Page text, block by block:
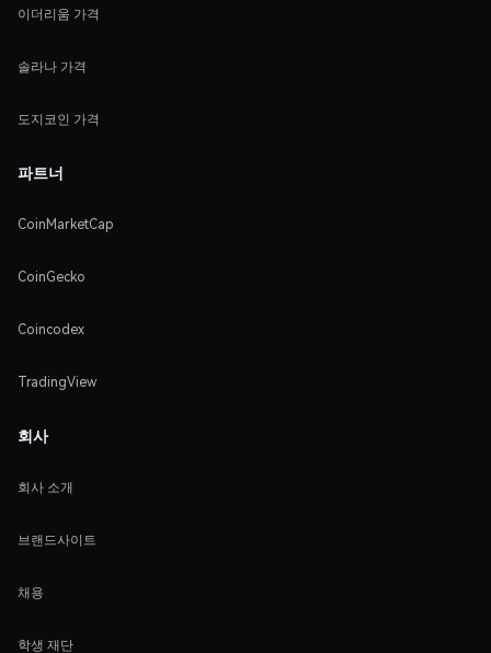
이더리움 가격
솔라나 가격
도지코인 가격
파트너
CoinMarketCap
CoinGecko
Coincodex
TradingView
회사
회사 소개
브랜드사이트
채용
학생 재단